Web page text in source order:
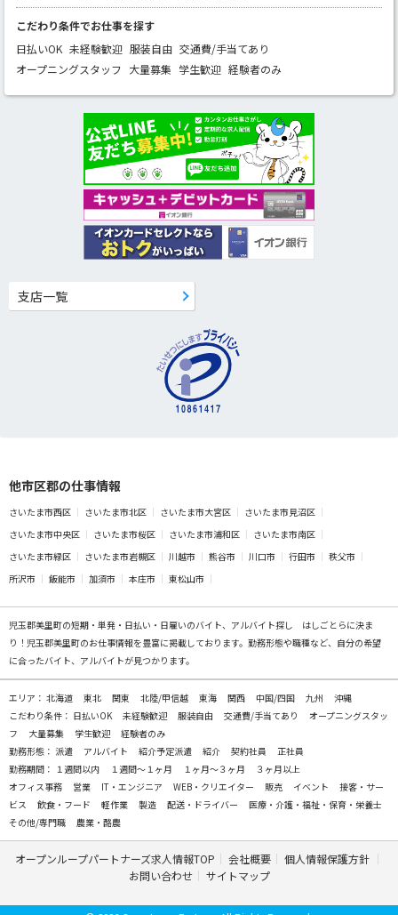
こだわり条件でお仕事を探す
日払いOK 未経験歓迎 服装自由 交通費/手当てあり
オープニングスタッフ 大量募集 学生歓迎 経験者のみ
支店一覧
他市区郡の仕事情報
さいたま市西区 さいたま市北区 さいたま市大宮区
さいたま市見沼区
さいたま市中央区
さいたま市桜区 さいたま市浦和区
さいたま市南区
さいたま市緑区
さいたま市岩槻区 川越市 熊谷市 川口市 行田市
秩父市
所沢市
飯能市 加須市 本庄市 東松山市
児玉郡美里町の短期・単発・日払い・日雇いのバイト、アルバイト探し
はしごとらに決ま
り！児玉郡美里町のお仕事情報を豊富に掲載しております。勤務形態や職種など、自分の希望
に合ったバイト、アルバイトが見つかります。
エリア： 北海道 東北 関東 北陸/甲信越 東海 関西 中国/四国 九州
沖縄
こだわり条件： 日払いOK 未経験歓迎 服装自由 交通費/手当てあり
オープニングスタッ
フ
大量募集 学生歓迎
経験者のみ
勤務形態： 派遣 アルバイト 紹介予定派遣 紹介 契約社員
正社員
勤務期間： １週間以内 １週間～１ヶ月 １ヶ月～３ヶ月
３ヶ月以上
オフィス事務
営業 IT・エンジニア WEB・クリエイター 販売 イベント
接客・サー
ビス
飲食・フード 軽作業 製造 配送・ドライバー
医療・介護・福祉・保育・栄養士
その他/専門職
農業・酪農
オープンループパートナーズ求人情報TOP 会社概要
個人情報保護方針
お問い合わせ
サイトマップ